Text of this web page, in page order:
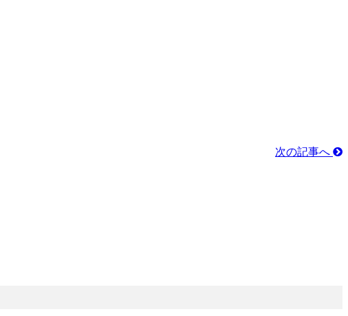
次の記事へ